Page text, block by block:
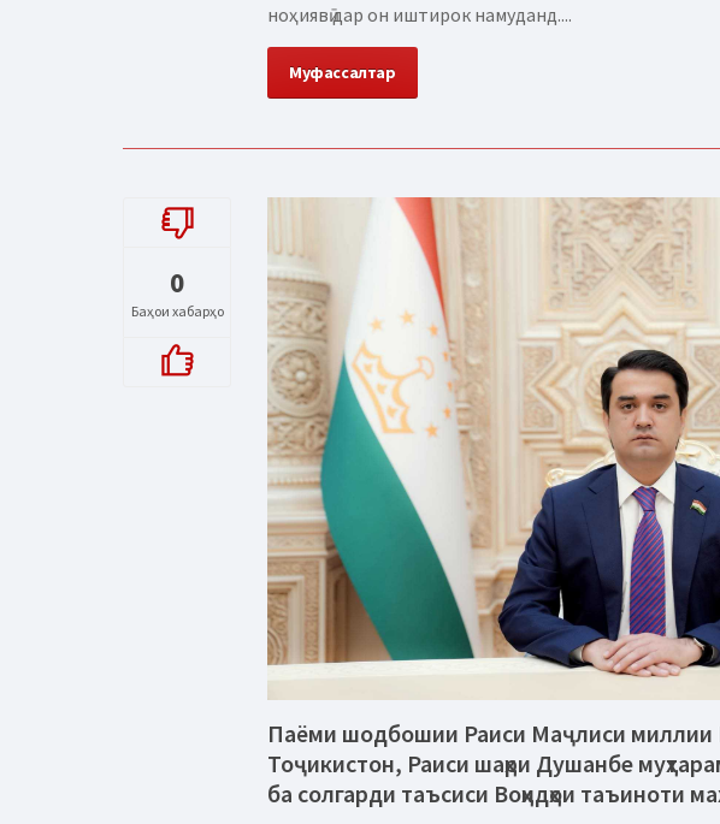
ноҳиявӣ дар он иштирок намуданд....
Муфассалтар
0
Баҳои хабарҳо
Паёми шодбошии Раиси Маҷлиси миллии
Тоҷикистон, Раиси шаҳри Душанбе
ба солгарди таъсиси Воҳидҳои таъиноти